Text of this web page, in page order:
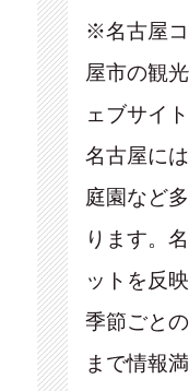
※名古屋
屋市の観
ェブサイト
名古屋に
庭園など
ります。
ットを反
季節ごと
まで情報